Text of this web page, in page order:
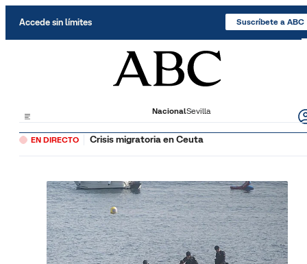
Accede sin límites Suscríbete a ABC
NacionalSevilla
EN DIRECTO Crisis migratoria en Ceuta